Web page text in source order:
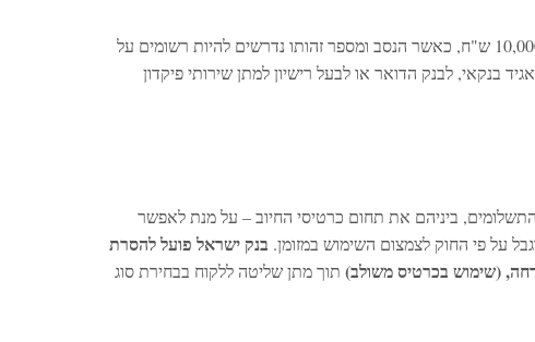
מותרת הסבה אחת בלבד בין לקוחות פרטיים/בתי עסק – בסכום שמעל 10,000 ש"ח, כאשר הנסב ומספר זהותו נדרשים להיות רשומים על
לבנק הדואר או לבעל רישיון למתן שירותי פיקדון
ביניהם את תחום כרטיסי החיוב – על מנת לאפשר
על פי החוק לצמצום השימוש במזומן. בנק ישראל פועללהסרת
(שימוש בכרטיס משולב) תוך מתן שליטה ללקוח בבחירת סוג